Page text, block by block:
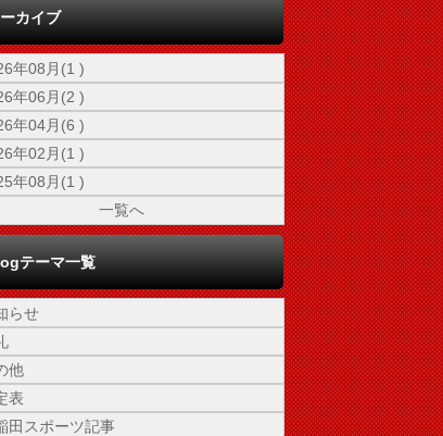
カイブ
年08月(1 )
年06月(2 )
年04月(6 )
年02月(1 )
年08月(1 )
一覧へ
テーマ一覧
らせ
他
表
田スポーツ記事